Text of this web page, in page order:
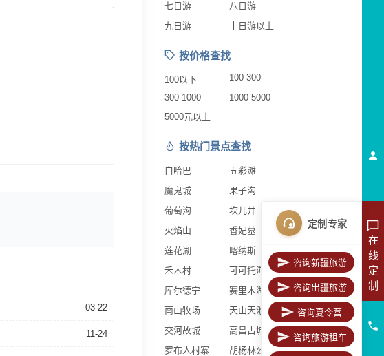
03-22
11-24
七日游
八日游
九日游
十日游以上
按价格查找
100以下
100-300
300-1000
1000-5000
5000元以上
按热门景点查找
白哈巴
五彩滩
魔鬼城
果子沟
葡萄沟
坎儿井
火焰山
香妃墓
莲花湖
喀纳斯
禾木村
可可托海
库尔德宁
赛里木湖
南山牧场
天山天池
交河故城
高昌古城
罗布人村寨
胡杨林公园
在
线
定
制
定制专家
咨询新疆旅游
咨询出疆旅游
咨询夏令营
咨询旅游租车